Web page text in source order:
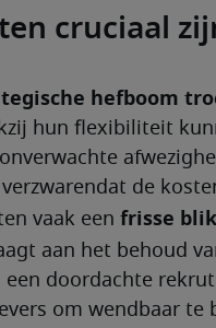
cruciaal
hefboom
hun flexibiliteit
de
vaak een frisse blik
aan het behoud
een doordachte
om wendbaar te